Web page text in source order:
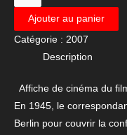
de
Affiche
de
cinéma
film
The
Good
Ajouter au panier
Catégorie : 2007
Description
Affiche de cinéma du
En 1945, le
Berlin pour couvrir la